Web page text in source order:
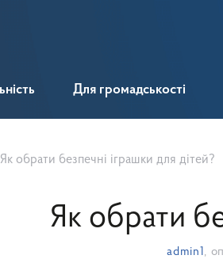
Для громадськості
Як обрати безпечні іграшки для дітей?
Як обрати
admin1,